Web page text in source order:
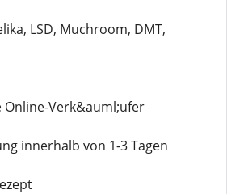
LSD, Muchroom, DMT,
Online-Verk&auml;ufer
innerhalb von 1-3 Tagen